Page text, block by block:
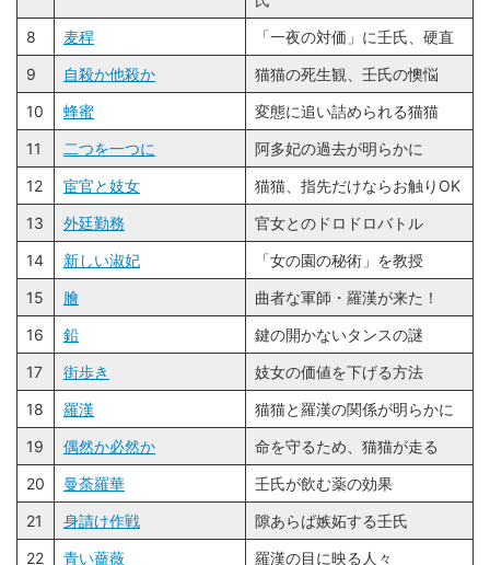
8
麦稈
「一夜の対価」に壬氏、硬直
9
自殺か他殺か
猫猫の死生観、壬氏の懊悩
10
蜂蜜
変態に追い詰められる猫猫
11
二つを一つに
阿多妃の過去が明らかに
12
宦官と妓女
猫猫、指先だけならお触りOK
13
外廷勤務
官女とのドロドロバトル
14
新しい淑妃
「女の園の秘術」を教授
15
膾
曲者な軍師・羅漢が来た！
16
鉛
鍵の開かないタンスの謎
17
街歩き
妓女の価値を下げる方法
18
羅漢
猫猫と羅漢の関係が明らかに
19
偶然か必然か
命を守るため、猫猫が走る
20
曼荼羅華
壬氏が飲む薬の効果
21
身請け作戦
隙あらば嫉妬する壬氏
22
青い薔薇
羅漢の目に映る人々